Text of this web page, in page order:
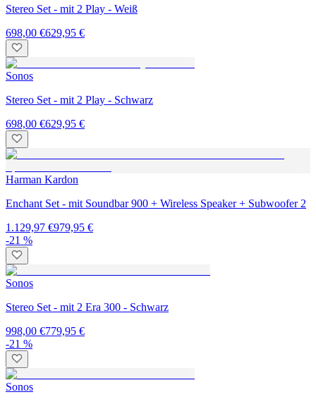
Stereo Set - mit 2 Play - Weiß
698,00 €629,95 €
Sonos
Stereo Set - mit 2 Play - Schwarz
698,00 €629,95 €
Harman Kardon
Enchant Set - mit Soundbar 900 + Wireless Speaker + Subwoofer 2
1.129,97 €979,95 €
-21 %
Sonos
Stereo Set - mit 2 Era 300 - Schwarz
998,00 €779,95 €
-21 %
Sonos